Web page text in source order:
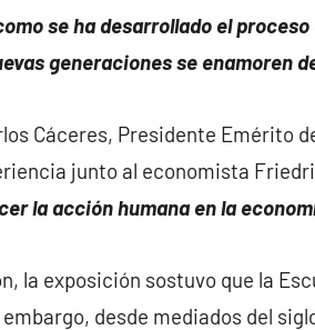
se ha desarrollado el
generaciones se enamoren
Cáceres, Presidente Emérito
junto al economista
la acción humana en la
la exposición sostuvo que la
desde mediados del